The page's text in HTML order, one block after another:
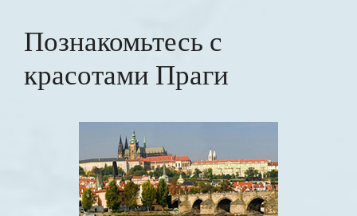
Познакомьтесь с
красотами Праги